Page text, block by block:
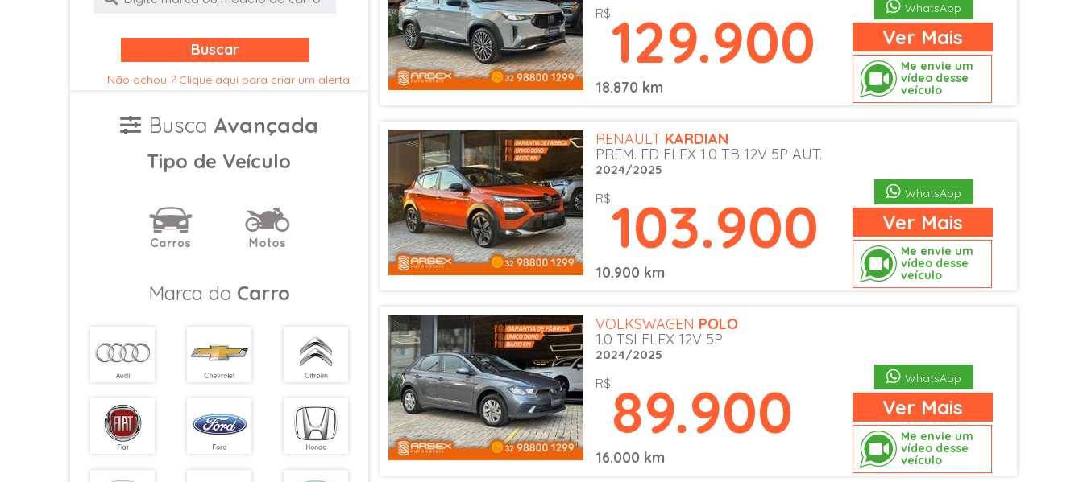
Buscar
Não achou ? Clique aqui para criar um alerta
Busca Avançada
Tipo de Veículo
Marca do Carro
Me envie um
vídeo desse
veículo
R$129.900 WhatsApp
Ver Mais
18.870 km
Me envie um
vídeo desse
veículo
RENAULT KARDIAN
PREM. ED FLEX 1.0 TB 12V 5P AUT.
2024/2025
R$103.900 WhatsApp
Ver Mais
10.900 km
Me envie um
vídeo desse
veículo
VOLKSWAGEN POLO
1.0 TSI FLEX 12V 5P
2024/2025
R$ 89.900 WhatsApp
Ver Mais
16.000 km